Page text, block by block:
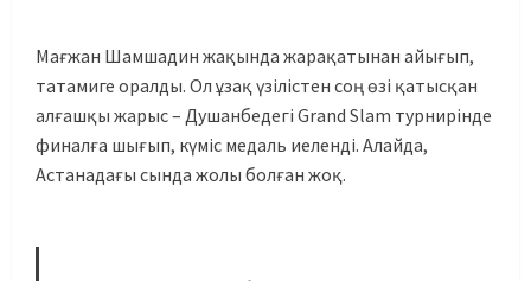
Мағжан Шамшадин жақында жарақатынан айығып,
татамиге оралды. Ол ұзақ үзілістен соң өзі қатысқан
алғашқы жарыс – Душанбедегі Grand Slam турнирінде
финалға шығып, күміс медаль иеленді. Алайда,
Астанадағы сында жолы болған жоқ.